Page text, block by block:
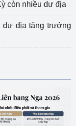
còn nhiều dư địa
dư địa tăng trưởng